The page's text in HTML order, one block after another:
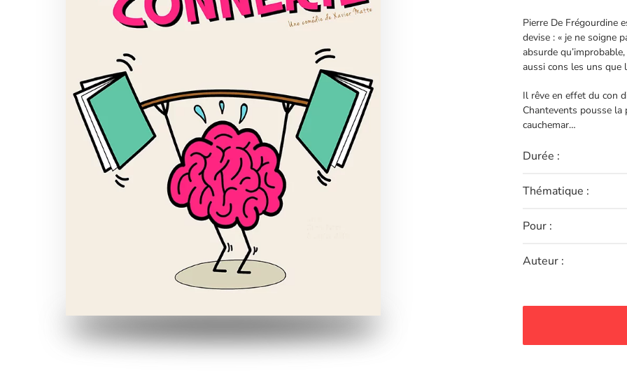
Pierre De Frégourdine
devise : « je ne soigne
absurde
aussi cons les uns que
Il rêve en effet du con
Chantevents pousse
cauchemar…
Durée :
Thématique :
Pour :
Auteur :